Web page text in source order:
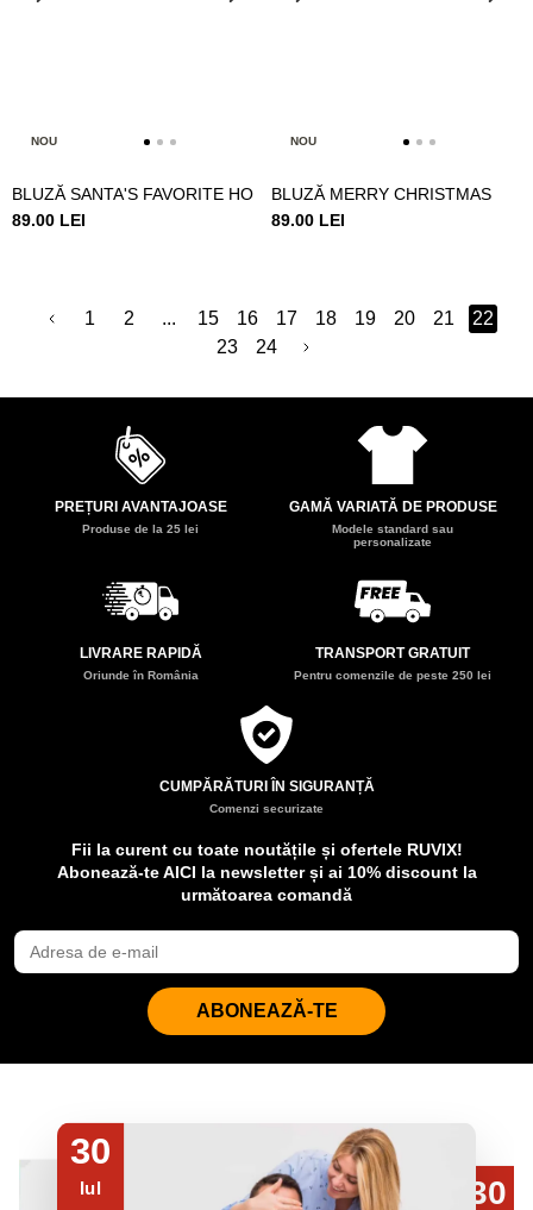
NOU
BLUZĂ SANTA'S FAVORITE HO
89.00 LEI
NOU
BLUZĂ MERRY CHRISTMAS
89.00 LEI
1 2 ... 15 16 17 18 19 20 21
22
23
24
PREȚURI AVANTAJOASE
Produse de la 25 lei
GAMĂ VARIATĂ DE PRODUSE
Modele standard sau
personalizate
LIVRARE RAPIDĂ
Oriunde în România
TRANSPORT GRATUIT
Pentru comenzile de peste 250 lei
CUMPĂRĂTURI ÎN SIGURANȚĂ
Comenzi securizate
Fii la curent cu toate noutățile și ofertele RUVIX!
Abonează-te AICI la newsletter și ai 10% discount la
următoarea comandă
ABONEAZĂ-TE
30
Iul 30